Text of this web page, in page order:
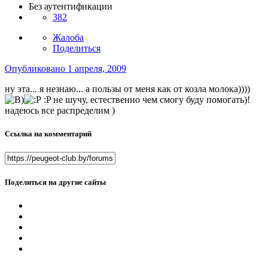
Без аутентификации
382
Жалоба
Поделиться
Опубликовано 1 апреля, 2009
ну эта... я незнаю... а пользы от меня как от козла молока))))
:P не шучу, естественно чем смогу буду помогать)!
надеюсь все распределим )
Ссылка на комментарий
Поделиться на другие сайты